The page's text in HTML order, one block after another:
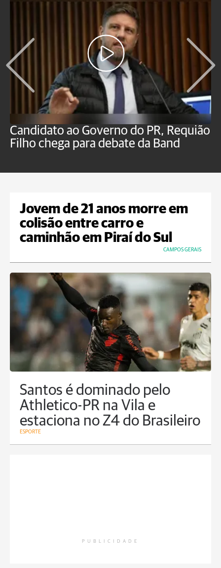
Candidato ao Governo do PR, Requião
Filho chega para debate da Band
Jovem de 21 anos morre em
colisão entre carro e
caminhão em Piraí do Sul
CAMPOS GERAIS
Santos é dominado pelo
Athletico-PR na Vila e
estaciona no Z4 do Brasileiro
ESPORTE
PUBLICIDADE